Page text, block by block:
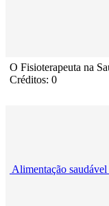
O Fisioterapeuta na
Créditos: 0
Alimentação